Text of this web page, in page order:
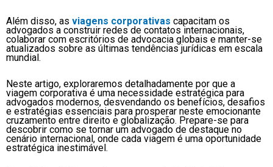
Além disso, as viagens corporativas capacitam os
advogados a construir redes de contatos internacionais,
colaborar com escritórios de advocacia globais e manter-se
atualizados sobre as últimas tendências jurídicas em escala
mundial.
Neste artigo, exploraremos detalhadamente por que a
viagem corporativa é uma necessidade estratégica para
advogados modernos, desvendando os benefícios, desafios
e estratégias essenciais para prosperar neste emocionante
cruzamento entre direito e globalização. Prepare-se para
descobrir como se tornar um advogado de destaque no
cenário internacional, onde cada viagem é uma oportunidade
estratégica inestimável.